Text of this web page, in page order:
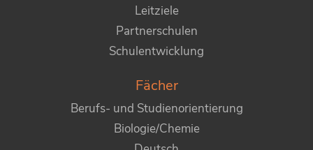
Leitziele
Partnerschulen
Schulentwicklung
Fächer
Berufs- und Studienorientierung
Biologie/Chemie